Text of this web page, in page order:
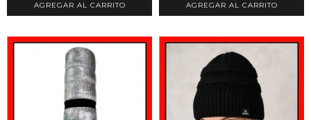
AGREGAR AL CARRITO AGREGAR AL CARRITO